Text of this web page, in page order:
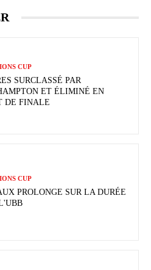
CUP
SURCLASSÉ PAR
ET ÉLIMINÉ EN
DE FINALE
CUP
PROLONGE SUR LA DURÉE